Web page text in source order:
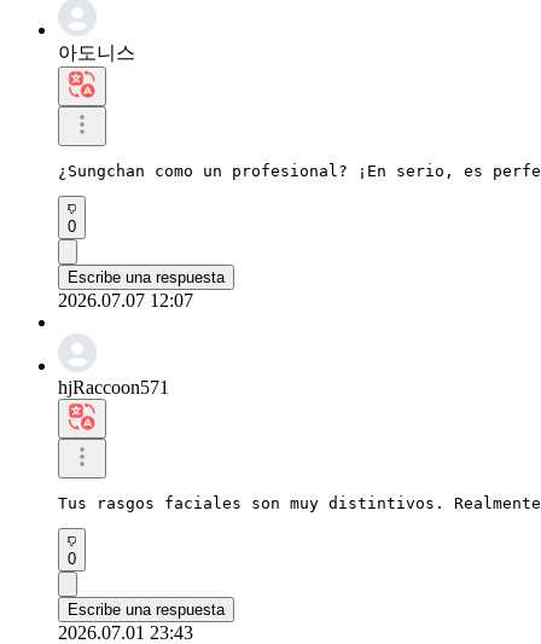
아도니스
¿Sungchan como un profesional? ¡En serio, es
0
Escribe una respuesta
2026.07.07 12:07
hjRaccoon571
Tus rasgos faciales son muy distintivos.
0
Escribe una respuesta
2026.07.01 23:43